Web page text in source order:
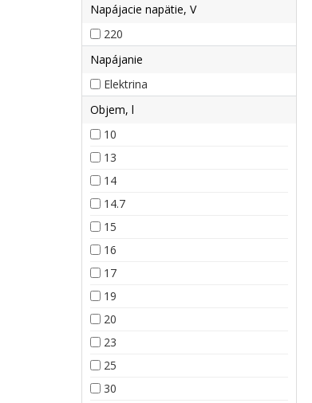
Napájacie napätie, V
220
Napájanie
Elektrina
Objem, l
10
13
14
14.7
15
16
17
19
20
23
25
30